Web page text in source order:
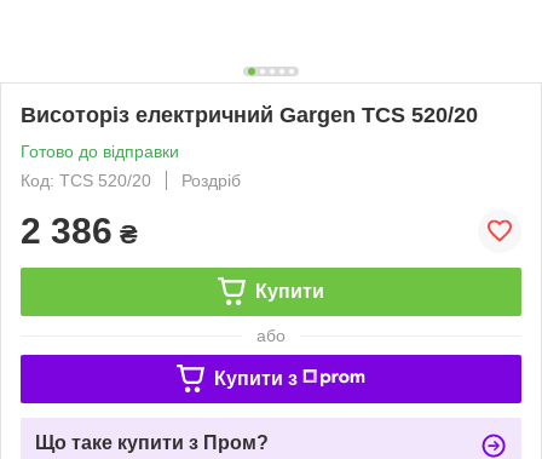
Висоторіз електричний Gargen TCS 520/20
Готово до відправки
Код: TCS 520/20
Роздріб
2 386 ₴
Купити
або
Купити з
Що таке купити з Пром?